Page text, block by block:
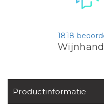
1818
Productinformatie